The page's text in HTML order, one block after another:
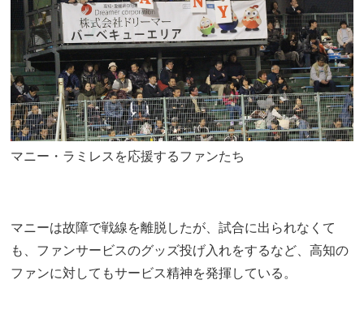
マニー・ラミレスを応援するファンたち
マニーは故障で戦線を離脱したが、試合に出られなくて
も、ファンサービスのグッズ投げ入れをするなど、高知の
ファンに対してもサービス精神を発揮している。